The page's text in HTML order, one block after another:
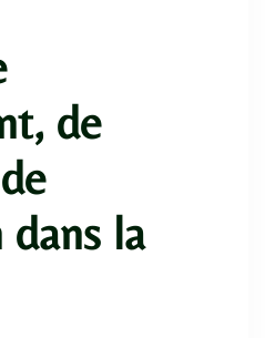
de
la